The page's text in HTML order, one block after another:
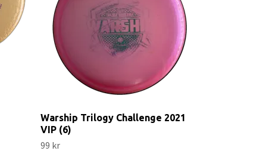
Warship Trilogy Challenge 2021
VIP (6)
99 kr